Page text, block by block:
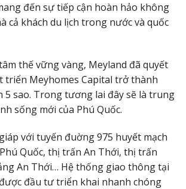
đến sự tiếp cận hoàn hảo không
cả khách du lịch trong nước và quốc
thế vững vàng, Meyland đã quyết
triển Meyhomes Capital trở thành
5 sao. Trong tương lai đây sẽ là trung
sống mới của Phú Quốc.
với tuyến đuờng 975 huyết mạch
Quốc, thị trấn An Thới, thị trấn
An Thới… Hệ thống giao thông tại
đầu tư triển khai nhanh chóng